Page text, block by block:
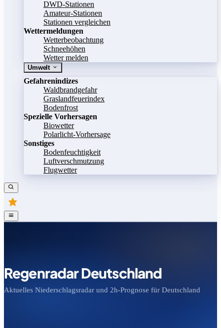
DWD-Stationen
Amateur-Stationen
Stationen vergleichen
Wettermeldungen
Wetterbeobachtung
Schneehöhen
Wetter melden
Umwelt
Gefahrenindizes
Waldbrandgefahr
Graslandfeuerindex
Bodenfrost
Spezielle Vorhersagen
Biowetter
Polarlicht-Vorhersage
Sonstiges
Bodenfeuchtigkeit
Luftverschmutzung
Flugwetter
Regenradar Deutschland
Aktuelles Niederschlagsradar und 2h-Prognose für Deutschland